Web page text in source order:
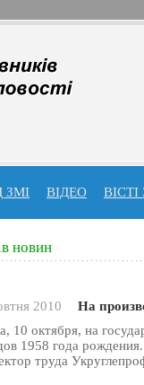
ЗМІ ВІДЕО ВІСТІ
новин
2010
На
10 октября, на
1958 года
труда